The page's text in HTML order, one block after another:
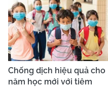
Chống dịch hiệu quả cho
năm học mới với tiêm